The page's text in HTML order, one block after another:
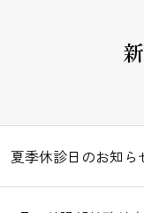
夏季休診日のお知ら